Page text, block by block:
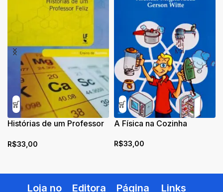
Histórias de um Professor
R$33,00
A Física na Cozinha
R$33,00
Loja no
Editora Página Links